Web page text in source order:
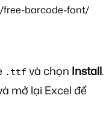
free-barcode-font/
.ttf và chọn Install.
mở lại Excel để